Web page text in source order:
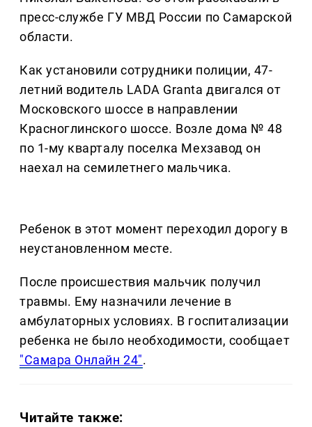
пресс-службе ГУ МВД России по Самарской
области.
Как установили сотрудники полиции, 47-
летний водитель LADA Granta двигался от
Московского шоссе в направлении
Красноглинского шоссе. Возле дома № 48
по 1-му кварталу поселка Мехзавод он
наехал на семилетнего мальчика.
Ребенок в этот момент переходил дорогу в
неустановленном месте.
После происшествия мальчик получил
травмы. Ему назначили лечение в
амбулаторных условиях. В госпитализации
ребенка не было необходимости, сообщает
"Самара Онлайн 24".
Читайте также: